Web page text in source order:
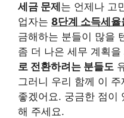
세금 문제 는 언제나 고
업자는 8단계 소득세율
금해하는 분들이 많을
좀 더 나은 세무 계획
로 전환하려는 분들도
그러니 우리 함께 이 주
좋겠어요. 궁금한 점이
해 주세요.